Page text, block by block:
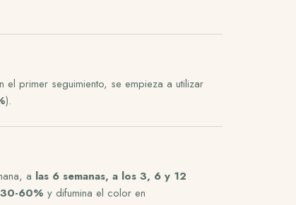
primer seguimiento, se empieza a utilizar
).
a las 6 semanas, a los 3, 6 y 12
60% y difumina el color en